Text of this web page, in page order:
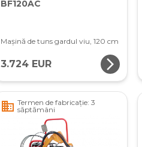
BF120AC
Mașină de tuns gardul viu, 120 cm
3.724 EUR arrow_forward_ios
business Termen de fabricație: 3
săptămâni